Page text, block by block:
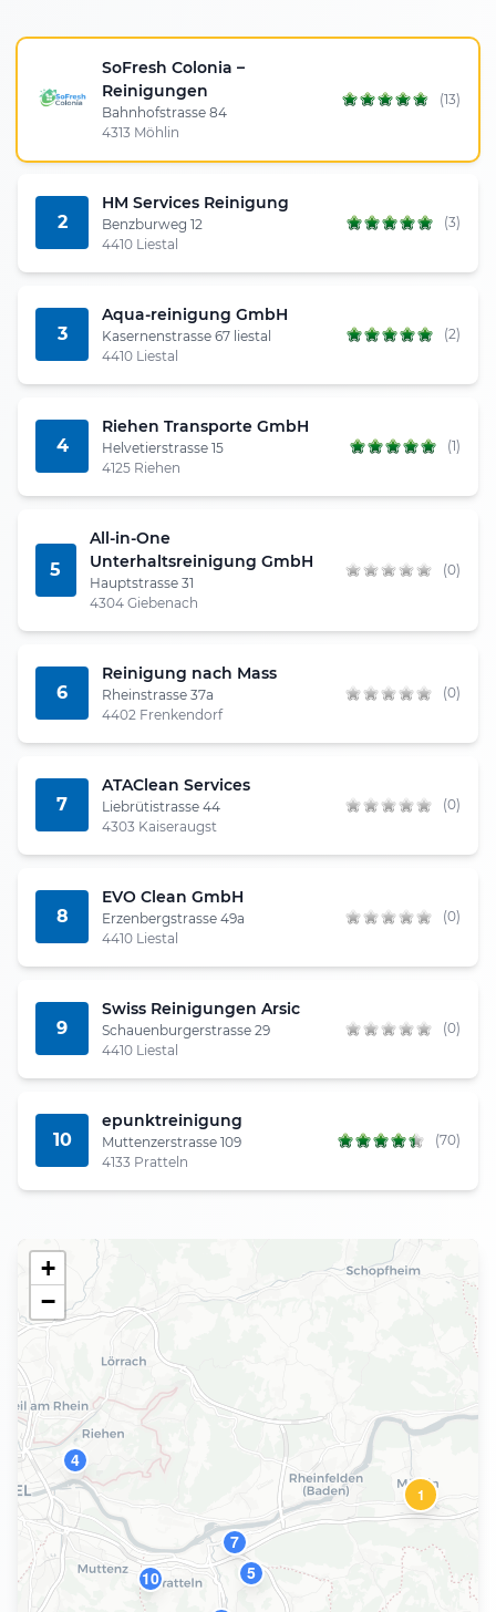
SoFresh Colonia –
Reinigungen
Bahnhofstrasse 84
4313 Möhlin
(13)
2
HM Services Reinigung
Benzburweg 12
4410 Liestal
(3)
3
Aqua-reinigung GmbH
Kasernenstrasse 67 liestal
4410 Liestal
(2)
4
Riehen Transporte GmbH
Helvetierstrasse 15
4125 Riehen
(1)
5
All-in-One
Unterhaltsreinigung GmbH
Hauptstrasse 31
4304 Giebenach
(0)
6
Reinigung nach Mass
Rheinstrasse 37a
4402 Frenkendorf
(0)
7
ATAClean Services
Liebrütistrasse 44
4303 Kaiseraugst
(0)
8
EVO Clean GmbH
Erzenbergstrasse 49a
4410 Liestal
(0)
9
Swiss Reinigungen Arsic
Schauenburgerstrasse 29
4410 Liestal
(0)
10
epunktreinigung
Muttenzerstrasse 109
4133 Pratteln
(70)
1
4
5
7
10
+
−